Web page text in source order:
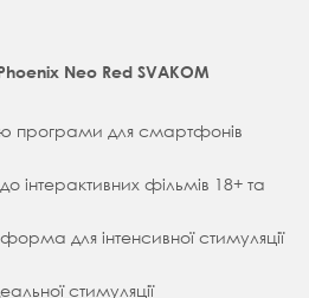
Neo Red SVAKOM
програми для смартфонів
інтерактивних фільмів 18+ ​​та
для інтенсивної стимуляції
стимуляції